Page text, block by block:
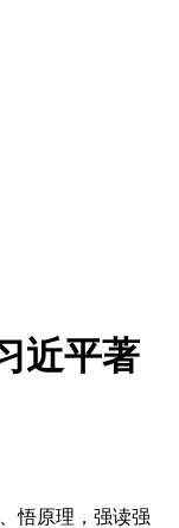
近平著
悟原理，强读强